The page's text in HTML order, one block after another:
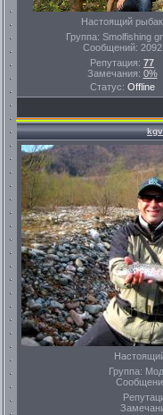
Настоящий рыбак
Группа: Smolfishing
Сообщений: 2092
Репутация: 77
Замечания: 0%
Статус: Offline
kgv
Группа: